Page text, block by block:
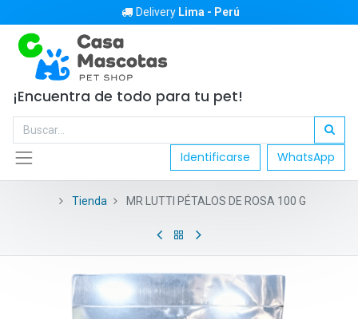
Delivery Lima - Perú
¡Encuentra de todo para tu pet!
Identificarse WhatsApp
Tienda MR LUTTI PÉTALOS DE ROSA 100 G